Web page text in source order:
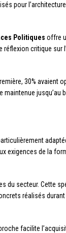
pour l’architecture
Politiques offre
réflexion critique sur
30% avaient
jusqu’au
exigences de la
du secteur. Cette
réalisés
facilite